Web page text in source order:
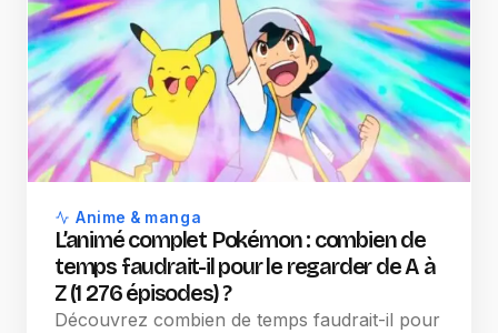
Anime & manga
L’animé complet Pokémon : combien de
temps faudrait-il pour le regarder de A à
Z (1 276 épisodes) ?
Découvrez combien de temps faudrait-il pour